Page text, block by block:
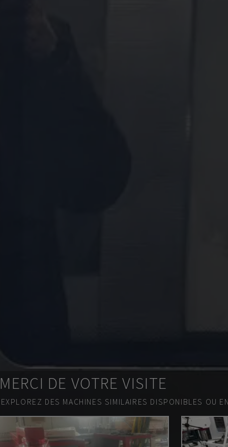
MERCI DE VOTRE VISITE
EXPLOREZ DES MACHINES SIMILAIRES DISPONIBLES OU